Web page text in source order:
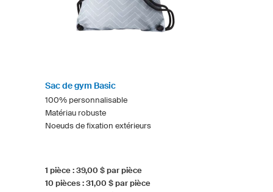
Sac de gym Basic
100% personnalisable
Matériau robuste
Noeuds de fixation extérieurs
1 pièce : 39,00 $ par pièce
10 pièces : 31,00 $ par pièce